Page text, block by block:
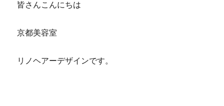
皆さんこんにちは
京都美容室
リノヘアーデザインです。